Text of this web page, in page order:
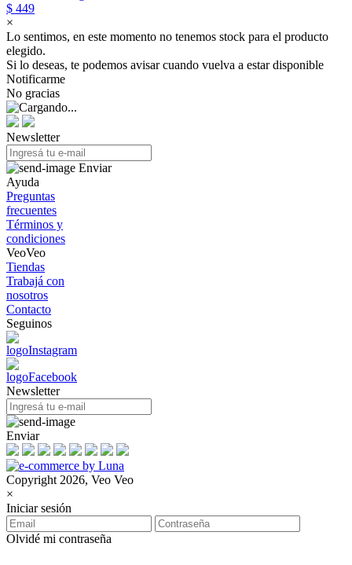
$ 449
×
Lo sentimos, en este momento no tenemos stock para el producto
elegido.
Si lo deseas, te podemos avisar cuando vuelva a estar disponible
Notificarme
No gracias
Newsletter
Enviar
Ayuda
Preguntas
frecuentes
Términos y
condiciones
VeoVeo
Tiendas
Trabajá con
nosotros
Contacto
Seguinos
Newsletter
Enviar
Copyright 2026, Veo Veo
×
Iniciar sesión
Olvidé mi contraseña